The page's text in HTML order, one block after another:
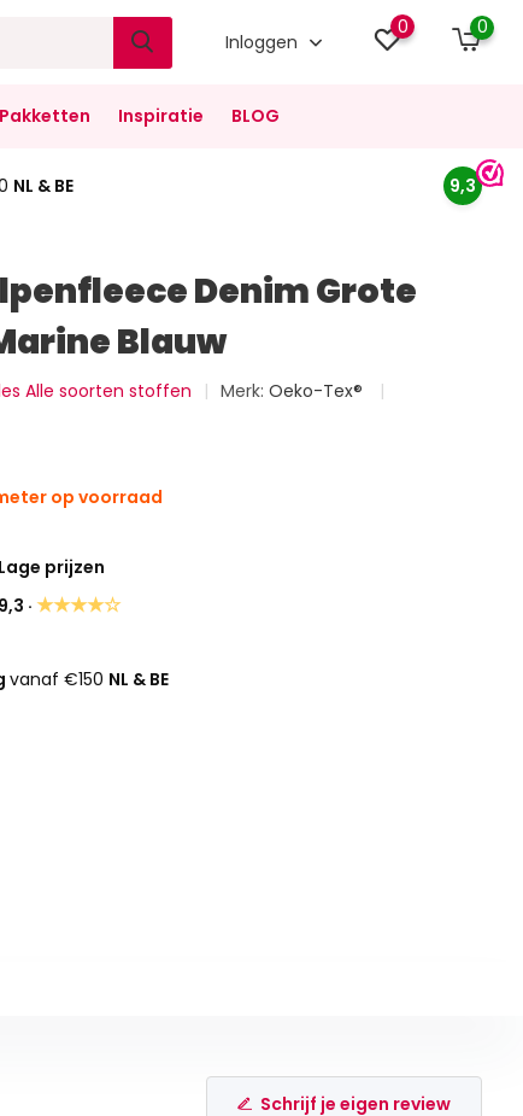
Inloggen
0 0
Pakketten Inspiratie BLOG
NL & BE 9,3
Denim Grote
Blauw
Alle soorten stoffen Merk:Oeko-Tex®
op voorraad
Lage prijzen
9,3 ·★★★★☆
vanaf €150 NL & BE
Schrijf je eigen review